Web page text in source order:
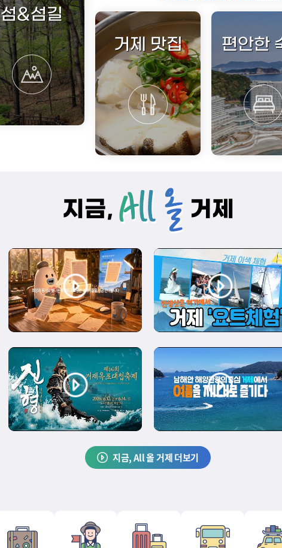
섬&섬길
거제 맛집
편안한
지금, 거제
지금, All 올 거제 더보기